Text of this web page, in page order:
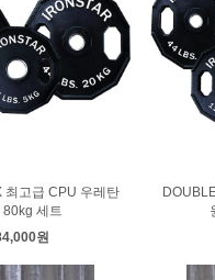
최고급 CPU 우레탄
80kg 세트
원